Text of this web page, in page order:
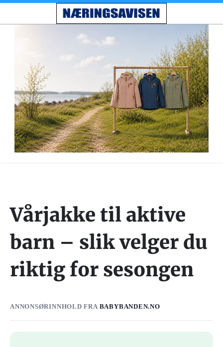
Vårjakke til aktive
barn – slik velger du
riktig for sesongen
ANNONSØRINNHOLD FRA BABYBANDEN.NO